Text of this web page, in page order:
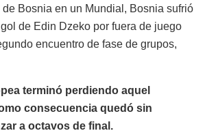
Bosnia en un Mundial, Bosnia sufrió
de Edin Dzeko por fuera de juego
encuentro de fase de grupos,
terminó perdiendo aquel
consecuencia quedó sin
a octavos de final.